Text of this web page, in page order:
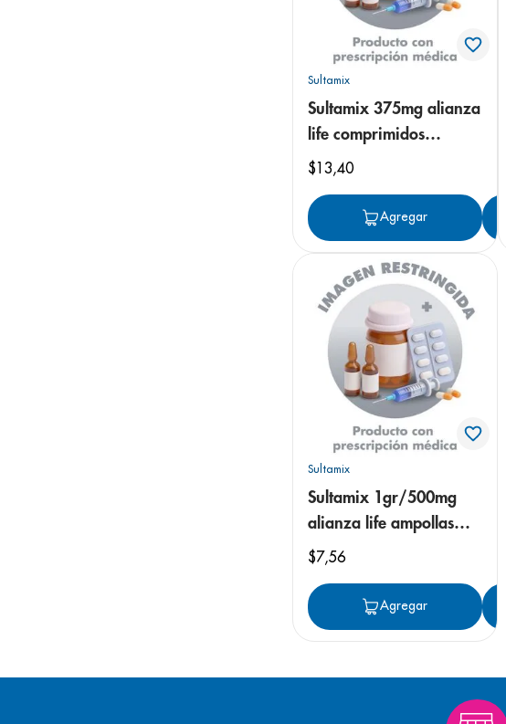
Sultamix
Sultamix 375mg alianza
life comprimidos
recubiertos
$13,40
Agregar
Sultamix
Sultamix 1gr/500mg
alianza life ampollas
inyectables
$7,56
Agregar